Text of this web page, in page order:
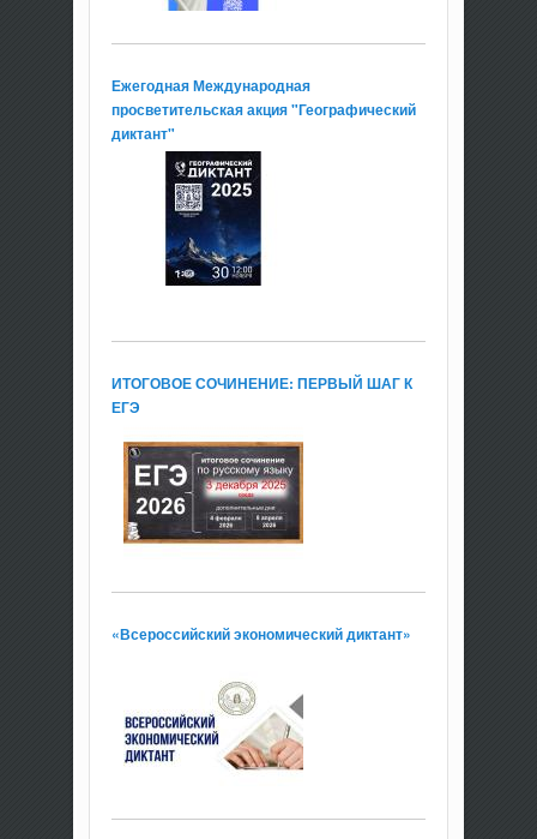
Ежегодная Международная
просветительская акция "Географический
диктант"
ИТОГОВОЕ СОЧИНЕНИЕ: ПЕРВЫЙ ШАГ К
ЕГЭ
«Всероссийский экономический диктант»